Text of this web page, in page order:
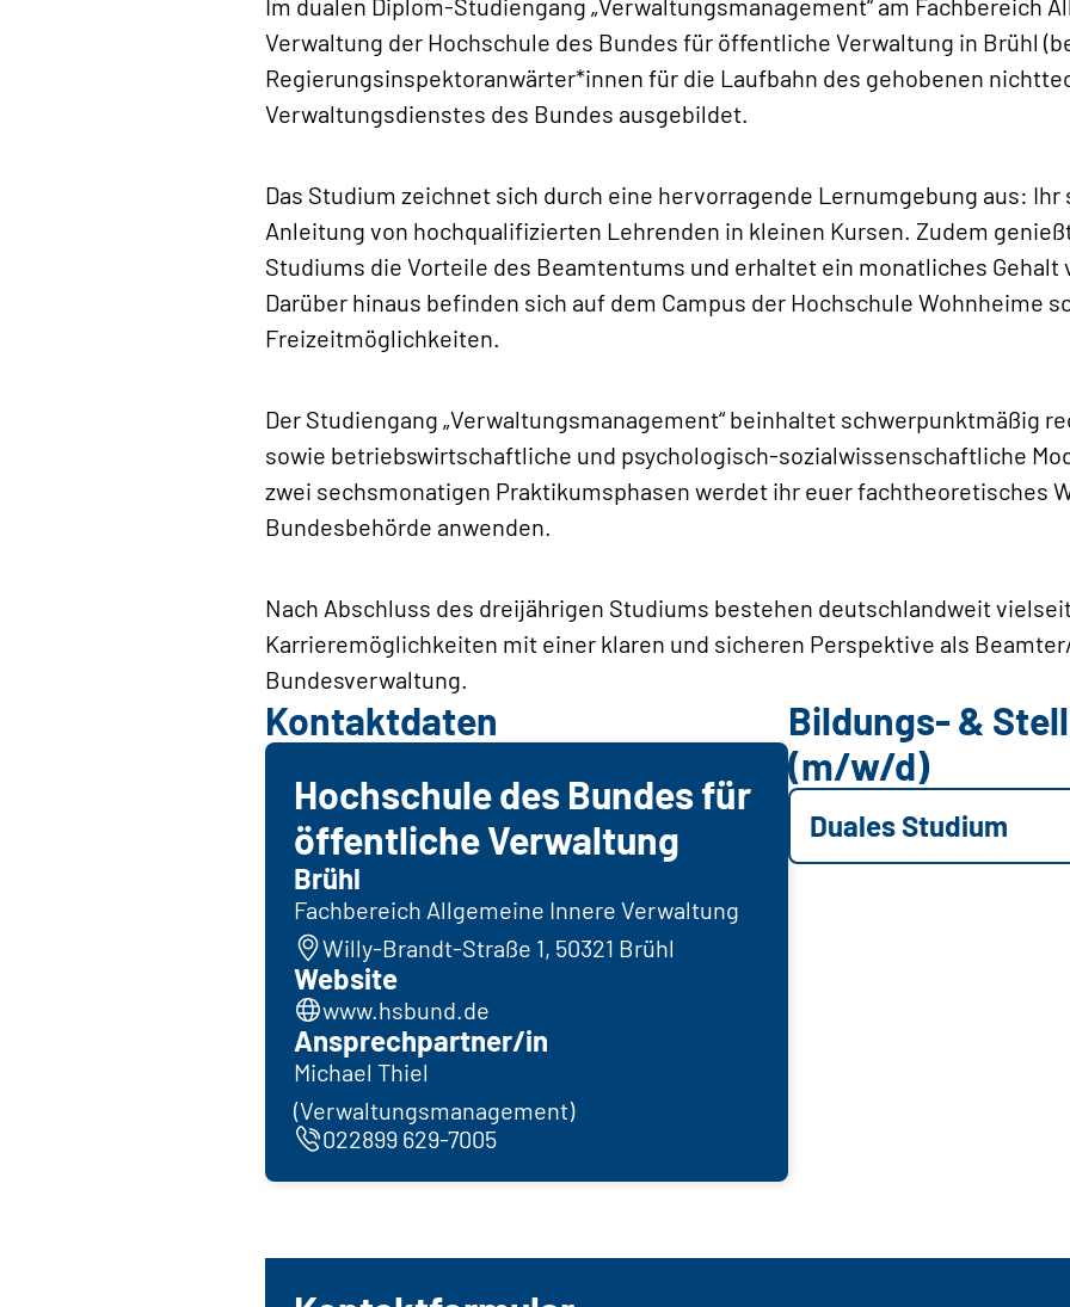
Verwaltung der Hochschule des Bundes für öffentliche Verwaltung in Brühl
Regierungsinspektor­anwärter*innen für die Laufbahn des gehobenen
Verwaltungsdienstes des Bundes ausgebildet.
Das Studium zeichnet sich durch eine hervorragende Lernumgebung aus:
Anleitung von hochqualifizierten Lehrenden in kleinen Kursen. Zudem
Studiums die Vorteile des Beamtentums und erhaltet ein monatliches Gehalt
Darüber hinaus befinden sich auf dem Campus der Hochschule Wohnheime
Freizeitmöglichkeiten.
Der Studiengang „Verwaltungsmanagement“ beinhaltet schwerpunktmäßig
sowie betriebswirtschaftliche und psychologisch-sozialwissenschaftliche
zwei sechsmonatigen Praktikumsphasen werdet ihr euer fachtheoretisches
Bundesbehörde anwenden.
Nach Abschluss des dreijährigen Studiums bestehen deutschlandweit
Karrieremöglichkeiten mit einer klaren und sicheren Perspektive als
Bundesverwaltung.
Kontaktdaten
Hochschule des Bundes für
öffentliche Verwaltung
Brühl
Fachbereich Allgemeine Innere Verwaltung
Willy-Brandt-Straße 1, 50321 Brühl
Website
www.hsbund.de
Ansprechpartner/in
Michael Thiel
(Verwaltungsmanagement)
022899 629-7005
Bildungs- &
(m/w/d)
Duales Studium